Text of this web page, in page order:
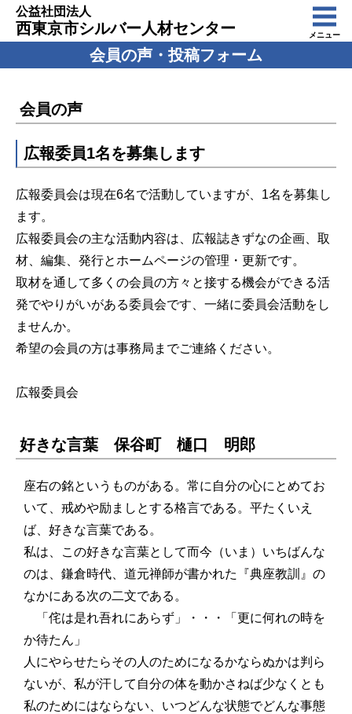
公益社団法人
西東京市シルバー人材センター メニュー
会員の声・投稿フォーム
会員の声
広報委員1名を募集します
広報委員会は現在6名で活動していますが、1名を募集し
ます。
広報委員会の主な活動内容は、広報誌きずなの企画、取
材、編集、発行とホームページの管理・更新です。
取材を通して多くの会員の方々と接する機会ができる活
発でやりがいがある委員会です、一緒に委員会活動をし
ませんか。
希望の会員の方は事務局までご連絡ください。
広報委員会
好きな言葉 保谷町 樋口 明郎
座右の銘というものがある。常に自分の心にとめてお
いて、戒めや励ましとする格言である。平たくいえ
ば、好きな言葉である。
私は、この好きな言葉として而今（いま）いちばんな
のは、鎌倉時代、道元禅師が書かれた『典座教訓』の
なかにある次の二文である。
「侘は是れ吾れにあらず」・・・「更に何れの時を
か待たん」
人にやらせたらその人のためになるかならぬかは判ら
ないが、私が汗して自分の体を動かさねば少なくとも
私のためにはならない、いつどんな状態でどんな事態